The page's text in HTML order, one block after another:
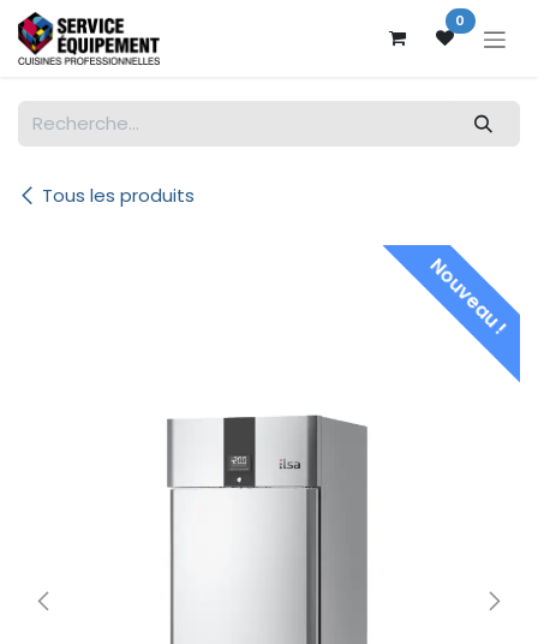
Se rendre au contenu 0
Tous les produits
Nouveau !